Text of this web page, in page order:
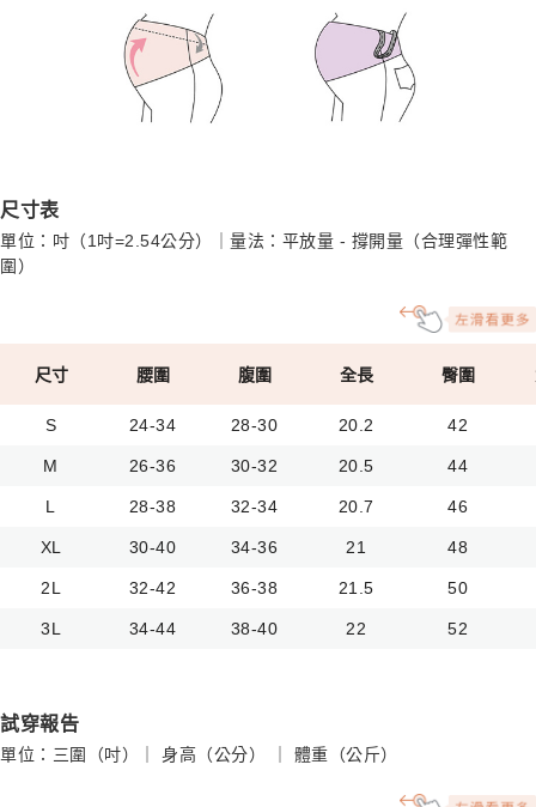
尺寸表
單位：吋（1吋=2.54公分）｜量法：平放量 - 撐開量（合理彈性範
圍）
尺寸 腰圍 腹圍 全長 臀圍
S 24-34 28-30 20.2 42
M 26-36 30-32 20.5 44
L 28-38 32-34 20.7 46
XL 30-40 34-36 21 48
2L 32-42 36-38 21.5 50
3L 34-44 38-40 22 52
試穿報告
單位：三圍（吋）｜ 身高（公分） ｜ 體重（公斤）